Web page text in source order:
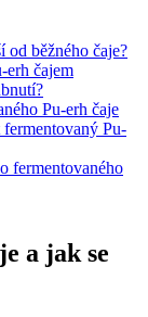
od běžného čaje?
erh čajem
Pu-erh čaje
Pu-
fermentovaného
a jak se